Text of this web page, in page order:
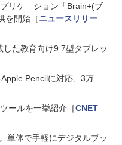
リケ―ション「Brain+(ブ
を開始［ニュースリリー
た教育向け9.7型タブレッ
Pencilに対応、3万
ールを一挙紹介［CNET
単体で手軽にデジタルブッ